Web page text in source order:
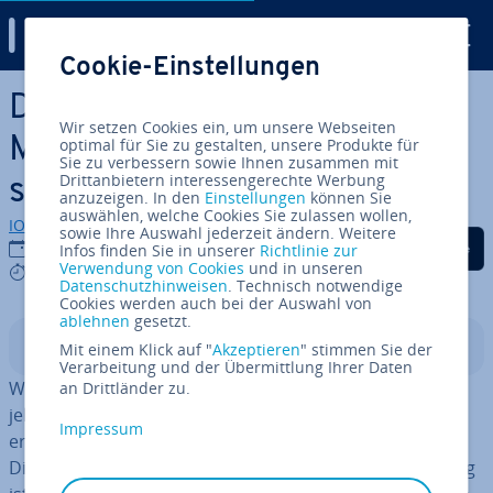
Zum Haupt­in­halt springen
Decorator Pattern: Das
Muster für dy­na­mi­sche Klas­
sen­er­wei­te­run­gen
IONOS Redaktion
05.10.2020
6 mins
Auf Facebook teilen
Auf Twitter teilen
Auf LinkedIn
In­halts­ver­zeich­nis
Wollen Sie eine bereits
jekt­ori­en­tier­ten Software um
erweitern, haben Sie zwei ver­schie­de­ne Mög­lich­kei­ten:
Die einfache, aber auch schnell un­über­sicht­li­che Lösung
Cookie-Einstellungen
Wir setzen Cookies ein, um unsere Webseiten
optimal für Sie zu gestalten, unsere Produkte für
Sie zu verbessern sowie Ihnen zusammen mit
Drittanbietern interessengerechte Werbung
anzuzeigen. In den Einstellungen können Sie
auswählen, welche Cookies Sie zulassen wollen,
sowie Ihre Auswahl jederzeit ändern. Weitere
Infos finden Sie in unserer Richtlinie zur
Verwendung von Cookies und in unseren
Datenschutzhinweisen. Technisch notwendige
Cookies werden auch bei der Auswahl von
ablehnen gesetzt.
Mit einem Klick auf "Akzeptieren" stimmen Sie der
Verarbeitung und der Übermittlung Ihrer Daten
an Drittländer zu.
Impressum